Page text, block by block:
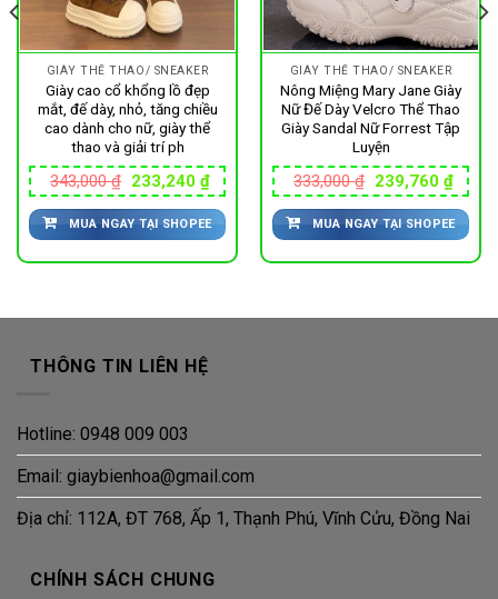
GIÀY THỂ THAO/ SNEAKER
Giày cao cổ khổng lồ đẹp
mắt, đế dày, nhỏ, tăng chiều
cao dành cho nữ, giày thể
thao và giải trí ph
343,000₫ Giá
gốc
là:
343,000 ₫.
233,240 ₫Giá
hiện
tại
là:
233,240 ₫.
MUA NGAY TẠI SHOPEE
GIÀY THỂ THAO/ SNEAKER
Nông Miệng Mary Jane Giày
Nữ Đế Dày Velcro Thể Thao
Giày Sandal Nữ Forrest Tập
Luyện
333,000₫ Giá
gốc
là:
333,000 ₫.
239,760 ₫Giá
hiện
tại
là:
MUA NGAY TẠI SHOPEE
₫.
THÔNG TIN LIÊN HỆ
Hotline: 0948 009 003
Email: giaybienhoa@gmail.com
Địa chỉ: 112A, ĐT 768, Ấp 1, Thạnh Phú, Vĩnh Cửu, Đồng Nai
CHÍNH SÁCH CHUNG